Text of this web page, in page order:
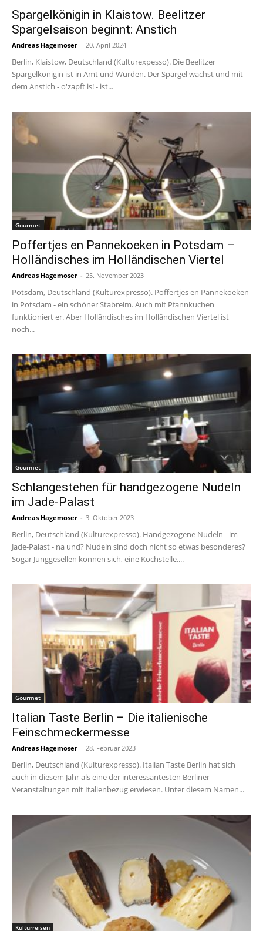
Spargelkönigin in Klaistow. Beelitzer
Spargelsaison beginnt: Anstich
Andreas Hagemoser - 20. April 2024
Berlin, Klaistow, Deutschland (Kulturexpesso). Die Beelitzer
Spargelkönigin ist in Amt und Würden. Der Spargel wächst und mit
dem Anstich - o'zapft is! - ist...
Gourmet
Poffertjes en Pannekoeken in Potsdam –
Holländisches im Holländischen Viertel
Andreas Hagemoser - 25. November 2023
Potsdam, Deutschland (Kulturexpresso). Poffertjes en Pannekoeken
in Potsdam - ein schöner Stabreim. Auch mit Pfannkuchen
funktioniert er. Aber Holländisches im Holländischen Viertel ist
noch...
Gourmet
Schlangestehen für handgezogene Nudeln
im Jade-Palast
Andreas Hagemoser - 3. Oktober 2023
Berlin, Deutschland (Kulturexpresso). Handgezogene Nudeln - im
Jade-Palast - na und? Nudeln sind doch nicht so etwas besonderes?
Sogar Junggesellen können sich, eine Kochstelle,...
Gourmet
Italian Taste Berlin – Die italienische
Feinschmeckermesse
Andreas Hagemoser - 28. Februar 2023
Berlin, Deutschland (Kulturexpresso). Italian Taste Berlin hat sich
auch in diesem Jahr als eine der interessantesten Berliner
Veranstaltungen mit Italienbezug erwiesen. Unter diesem Namen...
Kulturreisen